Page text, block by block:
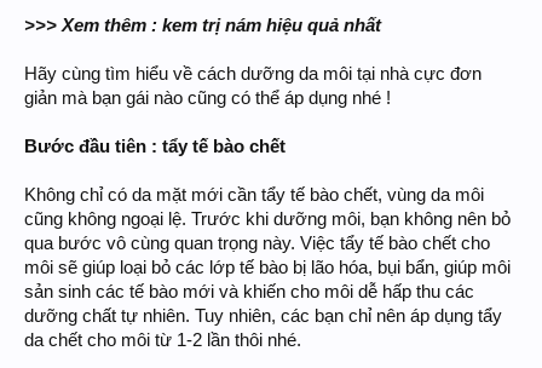
>>> Xem thêm : kem trị nám hiệu quả nhất
Hãy cùng tìm hiểu về cách dưỡng da môi tại nhà cực đơn
giản mà bạn gái nào cũng có thể áp dụng nhé !
Bước đầu tiên : tẩy tế bào chết
Không chỉ có da mặt mới cần tẩy tế bào chết, vùng da môi
cũng không ngoại lệ. Trước khi dưỡng môi, bạn không nên bỏ
qua bước vô cùng quan trọng này. Việc tẩy tế bào chết cho
môi sẽ giúp loại bỏ các lớp tế bào bị lão hóa, bụi bẩn, giúp môi
sản sinh các tế bào mới và khiến cho môi dễ hấp thu các
dưỡng chất tự nhiên. Tuy nhiên, các bạn chỉ nên áp dụng tẩy
da chết cho môi từ 1-2 lần thôi nhé.